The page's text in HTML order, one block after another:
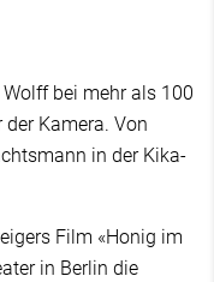
bei mehr als 100
Kamera. Von
in der Kika-
Film «Honig im
in Berlin die